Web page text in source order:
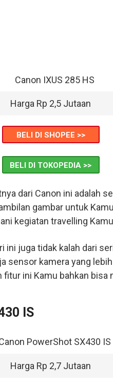
Harga Rp 2,5 Jutaan
BELI DI SHOPEE >>
BELI DI TOKOPEDIA >>
dari Canon ini adalah
gambar untuk
kegiatan travelling
ini juga tidak kalah dari
sensor kamera yang
ini Kamu bahkan bisa
IS
Harga Rp 2,7 Jutaan